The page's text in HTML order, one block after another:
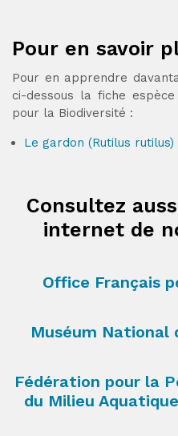
Pour en savoir
Pour en apprendre
ci-dessous la fiche
pour la Biodiversité :
Le gardon (Rutilus rutilus)
Consultez
internet de
Office Français
Muséum National
Fédération pour la
du Milieu